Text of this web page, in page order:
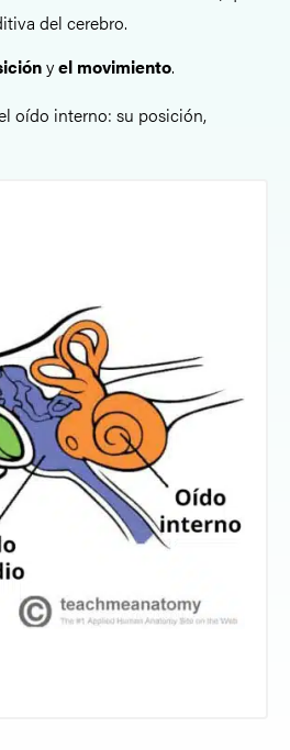
del cerebro.
yel movimiento.
oído interno: su posición,